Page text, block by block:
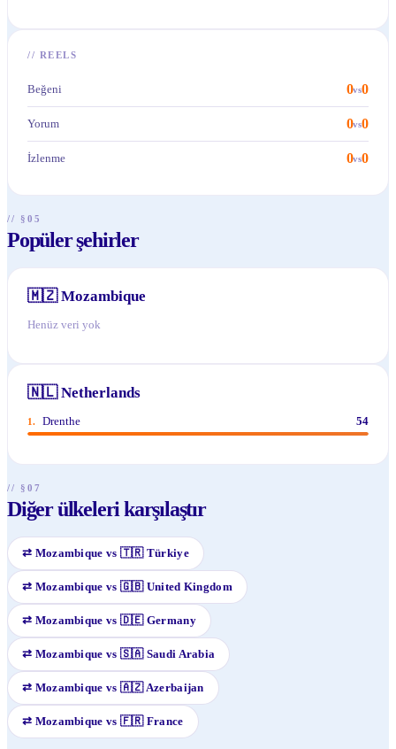
// REELS
Beğeni 0vs0
Yorum 0vs0
İzlenme 0vs0
// §05
Popüler şehirler
🇲🇿 Mozambique
Henüz veri yok
🇳🇱 Netherlands
1. Drenthe 54
// §07
Diğer ülkeleri karşılaştır
⇄ Mozambique vs 🇹🇷 Türkiye
⇄ Mozambique vs 🇬🇧 United Kingdom
⇄ Mozambique vs 🇩🇪 Germany
⇄ Mozambique vs 🇸🇦 Saudi Arabia
⇄ Mozambique vs 🇦🇿 Azerbaijan
⇄ Mozambique vs 🇫🇷 France